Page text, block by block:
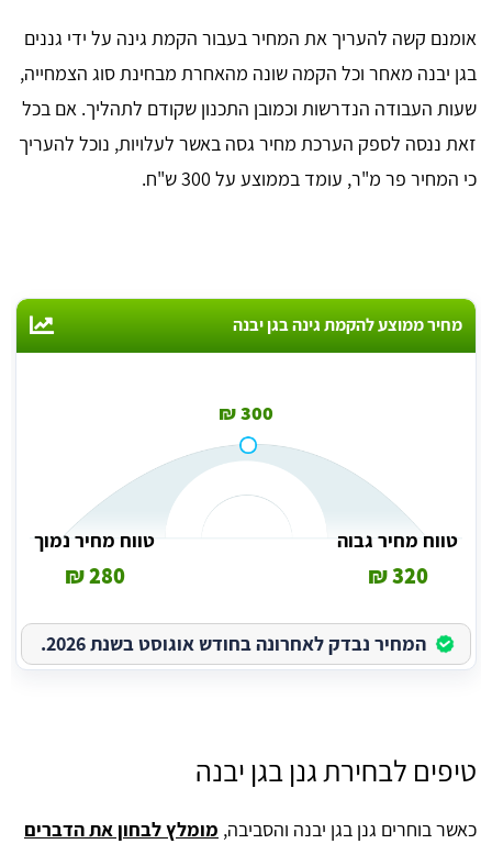
אומנם קשה להעריך את המחיר בעבור הקמת גינה על ידי גננים
בגן יבנה מאחר וכל הקמה שונה מהאחרת מבחינת סוג הצמחייה,
שעות העבודה הנדרשות וכמובן התכנון שקודם לתהליך. אם בכל
זאת ננסה לספק הערכת מחיר גסה באשר לעלויות, נוכל להעריך
כי המחיר פר מ"ר, עומד בממוצע על 300 ש"ח.
מחיר ממוצע להקמת גינה בגן יבנה
300 ₪
טווח מחיר גבוה
320 ₪
טווח מחיר נמוך
280 ₪
המחיר נבדק לאחרונה בחודש אוגוסט בשנת 2026.
טיפים לבחירת גנן בגן יבנה
כאשר בוחרים גנן בגן יבנה והסביבה, מומלץ לבחון את הדברים